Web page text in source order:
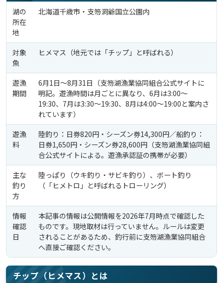
湖の
所在
地
北海道千歳市・支笏洞爺国立公園内
対象
魚
ヒメマス（地元では「チップ」と呼ばれる）
遊漁
期間
6月1日〜8月31日（支笏湖漁業協同組合公式サイトに
明記。遊漁時間は月ごとに異なり、6月は3:00〜
19:30、7月は3:30〜19:30、8月は4:00〜19:00と案内さ
れています）
遊漁
料
陸釣り：日券820円・シーズン券14,300円／船釣り：
日券1,650円・シーズン券28,600円（支笏湖漁業協同組
合公式サイトによる。遊漁承認証の携帯が必要）
主な
釣り
方
陸っぱり（ウキ釣り・サビキ釣り）、ボート釣り
（「ヒメトロ」と呼ばれるトローリング）
情報
確認
日
本記事の情報は公開情報を2026年7月時点で確認した
ものです。現地取材は行っていません。ルールは変更
されることがあるため、釣行前に支笏湖漁業協同組合
へ直接ご確認ください。
チップ（ヒメマス）とは